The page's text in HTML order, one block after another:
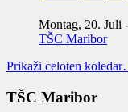
Montag, 20. Juli -
TŠC Maribor
Prikaži celoten
TŠC Maribor